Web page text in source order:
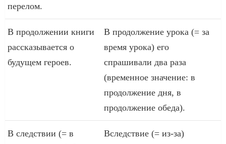
перелом.
В продолжении книги
рассказывается о
будущем героев.
В продолжение урока (= за
время урока) его
спрашивали два раза
(временное значение: в
продолжение дня, в
продолжение обеда).
В следствии (= в
Вследствие (= из-за)